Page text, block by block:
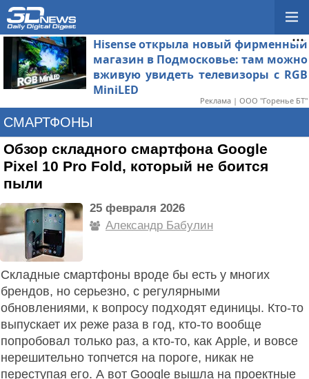
Hisense открыла новый фирменный
магазин в Подмосковье: там можно
вживую увидеть телевизоры с RGB
MiniLED
Реклама | ООО "Горенье БТ"
СМАРТФОНЫ
Обзор складного смартфона Google
Pixel 10 Pro Fold, который не боится
пыли
25 февраля 2026
Александр Бабулин
Складные смартфоны вроде бы есть у многих
брендов, но серьезно, с регулярными
обновлениями, к вопросу подходят единицы. Кто-то
выпускает их реже раза в год, кто-то вообще
попробовал только раз, а кто-то, как Apple, и вовсе
нерешительно топчется на пороге, никак не
переступая его. А вот Google вышла на проектные